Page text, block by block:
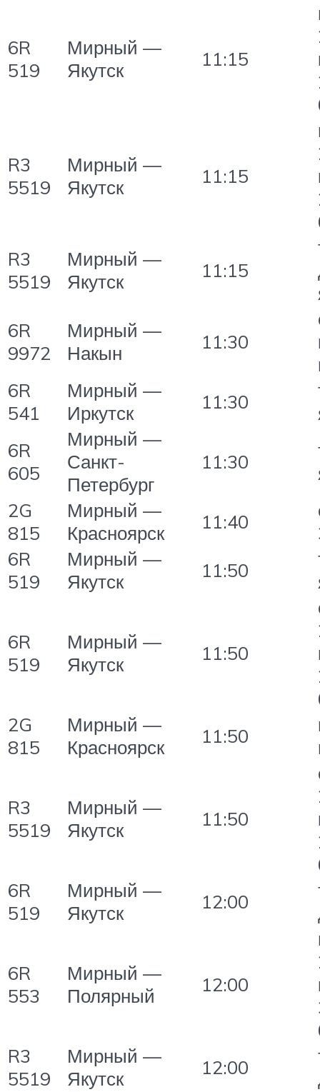
6R
519
Мирный —
Якутск
11:15
R3
5519
Мирный —
Якутск
11:15
R3
5519
Мирный —
Якутск
11:15
6R
9972
Мирный —
Накын
11:30
6R
541
Мирный —
Иркутск
11:30
6R
605
Мирный —
Санкт-
Петербург
11:30
2G
815
Мирный —
Красноярск
11:40
6R
519
Мирный —
Якутск
11:50
6R
519
Мирный —
Якутск
11:50
2G
815
Мирный —
Красноярск
11:50
R3
5519
Мирный —
Якутск
11:50
6R
519
Мирный —
Якутск
12:00
6R
553
Мирный —
Полярный
12:00
R3
5519
Мирный —
Якутск
12:00